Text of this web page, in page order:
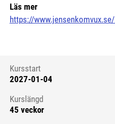
Läs mer
https://www.jensenkomvux.se/
Kursstart 6313403
Kursstart
2027-01-04
Kurslängd
45 veckor